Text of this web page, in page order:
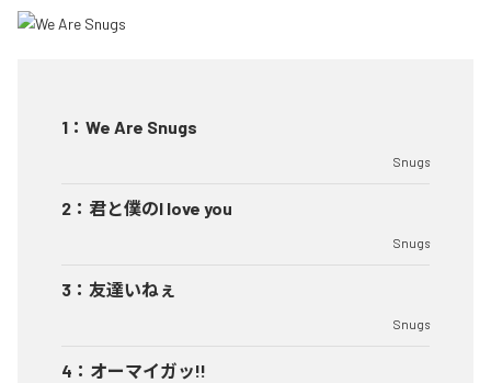
1 ： We Are Snugs
Snugs
2 ： 君と僕のI love you
Snugs
3 ： 友達いねぇ
Snugs
4 ： オーマイガッ!!